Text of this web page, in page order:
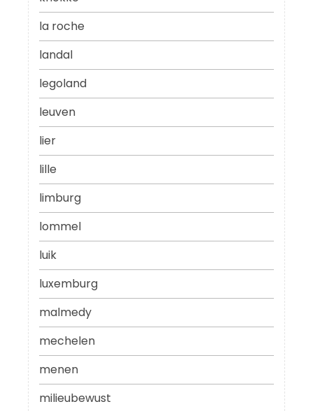
la roche
landal
legoland
leuven
lier
lille
limburg
lommel
luik
luxemburg
malmedy
mechelen
menen
milieubewust